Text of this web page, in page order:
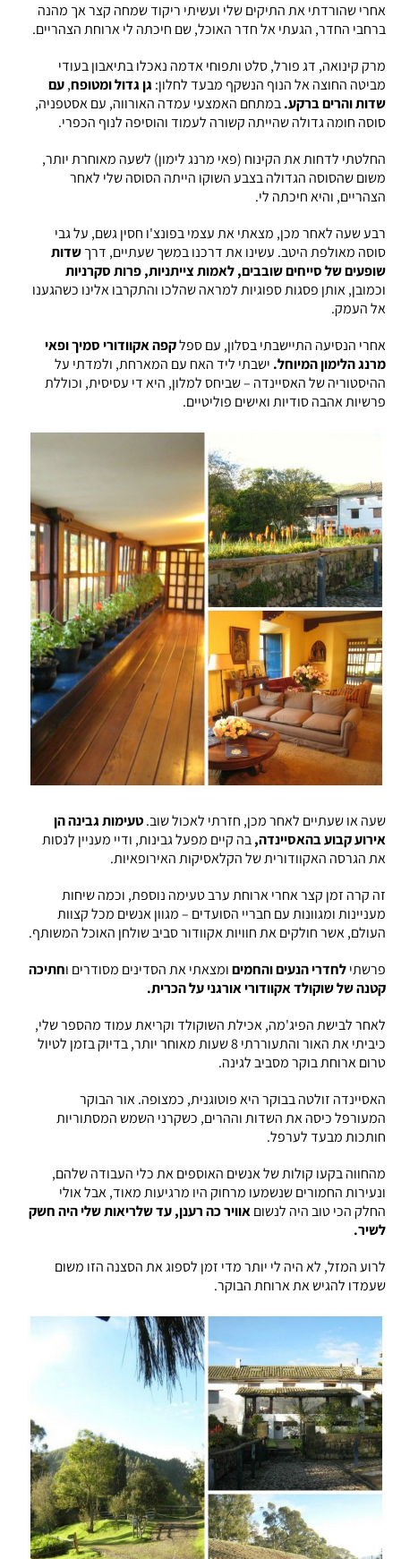
אחרי שהורדתי את התיקים שלי ועשיתי ריקוד שמחה קצר אך מהנה
ברחבי החדר, הגעתי אל חדר האוכל, שם חיכתה לי ארוחת הצהריים.
מרק קינואה, דג פורל, סלט ותפוחי אדמה נאכלו בתיאבון בעודי
מביטה החוצה אל הנוף הנשקף מבעד לחלון: גן גדול ומטופח,עם
שדות והרים ברקע.במתחם האמצעי עמדה האורווה, עם אסטפניה,
סוסה חומה גדולה שהייתה קשורה לעמוד והוסיפה לנוף הכפרי.
החלטתי לדחות את הקינוח (פאי מרנג לימון) לשעה מאוחרת יותר,
משום שהסוסה הגדולה בצבע השוקו הייתה הסוסה שלי לאחר
הצהריים, והיא חיכתה לי.
רבע שעה לאחר מכן, מצאתי את עצמי בפונצ'ו חסין גשם, על גבי
סוסה מאולפת היטב. עשינו את דרכנו במשך שעתיים, דרךשדות
שופעים של סייחים שובבים, לאמות צייתניות, פרות סקרניות
וכמובן, אותן פסגות ספוגיות למראה שהלכו והתקרבו אלינו כשהגענו
אל העמק.
אחרי הנסיעה התיישבתי בסלון, עם ספלקפה אקוודורי סמיך ופאי
מרנג הלימון המיוחל. ישבתי ליד האח עם המארחת, ולמדתי על
ההיסטוריה של האסיינדה – שביחס למלון, היא די עסיסית, וכוללת
פרשיות אהבה סודיות ואישים פוליטיים.
שעה או שעתיים לאחר מכן, חזרתי לאכול שוב.טעימות גבינה הן
אירוע קבוע בהאסיינדה,בה קיים מפעל גבינות, ודיי מעניין לנסות
את הגרסה האקוודורית של הקלאסיקות האירופאיות.
זה קרה זמן קצר אחרי ארוחת ערב טעימה נוספת, וכמה שיחות
מעניינות ומגוונות עם חבריי הסועדים – מגוון אנשים מכל קצוות
העולם, אשר חולקים את חוויות אקוודור סביב שולחן האוכל המשותף.
פרשתילחדרי הנעים והחמיםומצאתי את הסדינים מסודרים וחתיכה
קטנה של שוקולד אקוודורי אורגני על הכרית.
לאחר לבישת הפיג'מה, אכילת השוקולד וקריאת עמוד מהספר שלי,
כיביתי את האור והתעוררתי 8 שעות מאוחר יותר, בדיוק בזמן לטיול
טרום ארוחת בוקר מסביב לגינה.
האסיינדה זולטה בבוקר היא פוטוגנית, כמצופה. אור הבוקר
המעורפל כיסה את השדות וההרים, כשקרני השמש המסתוריות
חותכות מבעד לערפל.
מהחווה בקעו קולות של אנשים האוספים את כלי העבודה שלהם,
ונעירות החמורים שנשמעו מרחוק היו מרגיעות מאוד, אבל אולי
החלק הכי טוב היה לנשוםאוויר כה רענן, עד שלריאות שלי היה חשק
לשיר.
לרוע המזל, לא היה לי יותר מדי זמן לספוג את הסצנה הזו משום
שעמדו להגיש את ארוחת הבוקר.